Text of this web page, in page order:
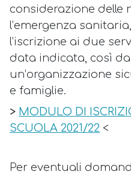
considerazione delle
l’emergenza
l’iscrizione ai due
data indicata, così
un’organizzazione
e famiglie.
> MODULO DI
SCUOLA 2021/22 <
Per eventuali